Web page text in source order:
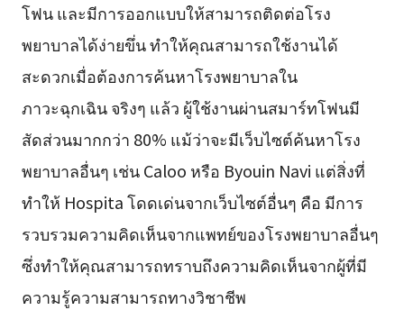
โฟน และมีการออกแบบให้สามารถติดต่อโรง
พยาบาลได้ง่ายขึ่น ทำให้คุณสามารถใช้งานได้
สะดวกเมื่อต้องการค้นหาโรงพยาบาลใน
ภาวะฉุกเฉิน จริงๆ แล้ว ผู้ใช้งานผ่านสมาร์ทโฟนมี
สัดส่วนมากกว่า 80% แม้ว่าจะมีเว็บไซต์ค้นหาโรง
พยาบาลอื่นๆ เช่น Caloo หรือ Byouin Navi แต่สิ่งที่
ทำให้ Hospita โดดเด่นจากเว็บไซต์อื่นๆ คือ มีการ
รวบรวมความคิดเห็นจากแพทย์ของโรงพยาบาลอื่นๆ
ซึ่งทำให้คุณสามารถทราบถึงความคิดเห็นจากผู้ที่มี
ความรู้ความสามารถทางวิชาชีพ